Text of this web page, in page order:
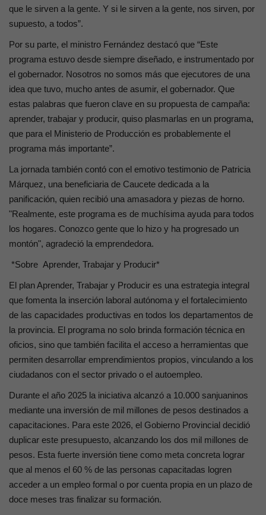
que le sirven a la gente. Y si le sirven a la gente, nos sirven, por
supuesto, a todos”.
Por su parte, el ministro Fernández destacó que “Este
programa estuvo desde siempre diseñado, e instrumentado por
el gobernador. Nosotros no somos más que ejecutores de una
idea que tuvo, mucho antes de asumir, el gobernador. Que
estas palabras que fueron clave en su propuesta de campaña:
aprender, trabajar y producir, quiso plasmarlas en un programa,
que para el Ministerio de Producción es probablemente el
programa más importante”.
La jornada también contó con el emotivo testimonio de Patricia
Márquez, una beneficiaria de Caucete dedicada a la
panificación, quien recibió una amasadora y piezas de horno.
"Realmente, este programa es de muchísima ayuda para todos
los hogares. Conozco gente que lo hizo y ha progresado un
montón", agradeció la emprendedora.
*Sobre Aprender, Trabajar y Producir*
El plan Aprender, Trabajar y Producir es una estrategia integral
que fomenta la inserción laboral autónoma y el fortalecimiento
de las capacidades productivas en todos los departamentos de
la provincia. El programa no solo brinda formación técnica en
oficios, sino que también facilita el acceso a herramientas que
permiten desarrollar emprendimientos propios, vinculando a los
ciudadanos con el sector privado o el autoempleo.
Durante el año 2025 la iniciativa alcanzó a 10.000 sanjuaninos
mediante una inversión de mil millones de pesos destinados a
capacitaciones. Para este 2026, el Gobierno Provincial decidió
duplicar este presupuesto, alcanzando los dos mil millones de
pesos. Esta fuerte inversión tiene como meta concreta lograr
que al menos el 60 % de las personas capacitadas logren
acceder a un empleo formal o por cuenta propia en un plazo de
doce meses tras finalizar su formación.